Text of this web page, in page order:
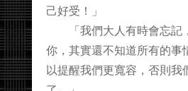
己好受！」
「我們大人有時會忘記
你，其實還不知道所有的事
以提醒我們更寬容，否則我